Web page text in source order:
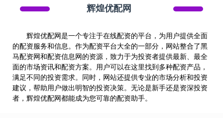
辉煌优配网
辉煌优配网是一个专注于在线配资的平台，为用户提供全面
的配资服务和信息。作为配资平台大全的一部分，网站整合了黑
马配资网和配资信息网的资源，致力于为投资者提供最新、最全
面的市场资讯和配资方案。用户可以在这里找到多种配资产品，
满足不同的投资需求。同时，网站还提供专业的市场分析和投资
建议，帮助用户做出明智的投资决策。无论是新手还是资深投资
者，辉煌优配网都能成为您可靠的配资助手。